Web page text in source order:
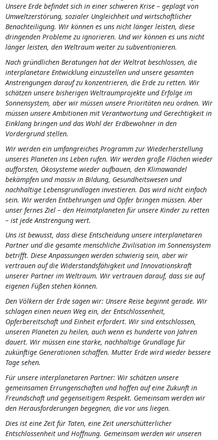
Unsere Erde befindet sich in einer schweren Krise – geplagt von
Umweltzerstörung, sozialer Ungleichheit und wirtschaftlicher
Benachteiligung. Wir können es uns nicht länger leisten, diese
dringenden Probleme zu ignorieren. Und wir können es uns nicht
länger leisten, den Weltraum weiter zu subventionieren.
Nach gründlichen Beratungen hat der Weltrat beschlossen, die
interplanetare Entwicklung einzustellen und unsere gesamten
Anstrengungen darauf zu konzentrieren, die Erde zu retten. Wir
schätzen unsere bisherigen Weltraumprojekte und Erfolge im
Sonnensystem, aber wir müssen unsere Prioritäten neu ordnen. Wir
müssen unsere Ambitionen mit Verantwortung und Gerechtigkeit in
Einklang bringen und das Wohl der Erdbewohner in den
Vordergrund stellen.
Wir werden ein umfangreiches Programm zur Wiederherstellung
unseres Planeten ins Leben rufen. Wir werden große Flächen wieder
aufforsten, Ökosysteme wieder aufbauen, den Klimawandel
bekämpfen und massiv in Bildung, Gesundheitswesen und
nachhaltige Lebensgrundlagen investieren. Das wird nicht einfach
sein. Wir werden Entbehrungen und Opfer bringen müssen. Aber
unser fernes Ziel – den Heimatplaneten für unsere Kinder zu retten
– ist jede Anstrengung wert.
Uns ist bewusst, dass diese Entscheidung unsere interplanetaren
Partner und die gesamte menschliche Zivilisation im Sonnensystem
betrifft. Diese Anpassungen werden schwierig sein, aber wir
vertrauen auf die Widerstandsfähigkeit und Innovationskraft
unserer Partner im Weltraum. Wir vertrauen darauf, dass sie auf
eigenen Füßen stehen können.
Den Völkern der Erde sagen wir: Unsere Reise beginnt gerade. Wir
schlagen einen neuen Weg ein, der Entschlossenheit,
Opferbereitschaft und Einheit erfordert. Wir sind entschlossen,
unseren Planeten zu heilen, auch wenn es hunderte von Jahren
dauert. Wir müssen eine starke, nachhaltige Grundlage für
zukünftige Generationen schaffen. Mutter Erde wird wieder bessere
Tage sehen.
Für unsere interplanetaren Partner: Wir schätzen unsere
gemeinsamen Errungenschaften und hoffen auf eine Zukunft in
Freundschaft und gegenseitigem Respekt. Gemeinsam werden wir
den Herausforderungen begegnen, die vor uns liegen.
Dies ist eine Zeit für Taten, eine Zeit unerschütterlicher
Entschlossenheit und Hoffnung. Gemeinsam werden wir unseren